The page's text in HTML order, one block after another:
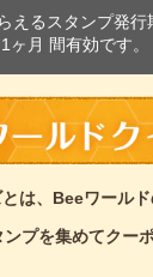
えるスタンプ発行
ヶ月 間有効です。
は、Beeワール
プを集めてクー